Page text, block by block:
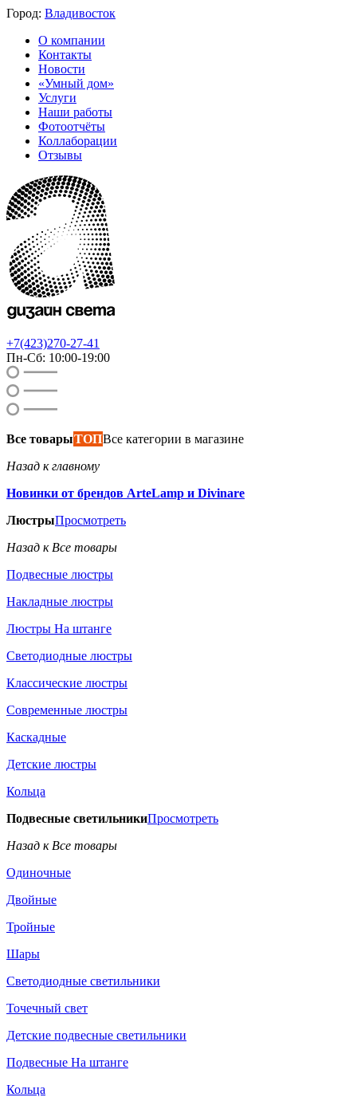
Город: Владивосток
О компании
Контакты
Новости
«Умный дом»
Услуги
Наши работы
Фотоотчёты
Коллаборации
Отзывы
+7(423)270-27-41
Пн-Сб: 10:00-19:00
Все товарыТОПВсе категории в магазине
Назад к главному
Новинки от брендов ArteLamp и Divinare
ЛюстрыПросмотреть
Назад к Все товары
Подвесные люстры
Накладные люстры
Люстры На штанге
Светодиодные люстры
Классические люстры
Современные люстры
Каскадные
Детские люстры
Кольца
Подвесные светильникиПросмотреть
Назад к Все товары
Одиночные
Двойные
Тройные
Шары
Светодиодные светильники
Точечный свет
Детские подвесные светильники
Подвесные На штанге
Кольца